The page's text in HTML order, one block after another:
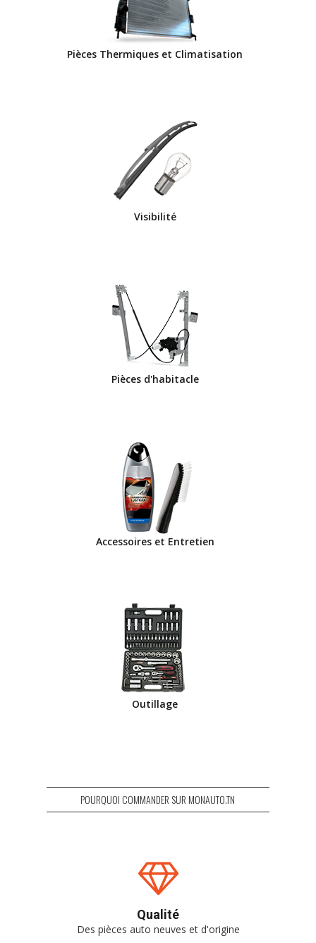
Pièces Thermiques et Climatisation
Visibilité
Pièces d'habitacle
Accessoires et Entretien
Outillage
POURQUOI COMMANDER SUR MONAUTO.TN
Qualité
Des pièces auto neuves et d'origine